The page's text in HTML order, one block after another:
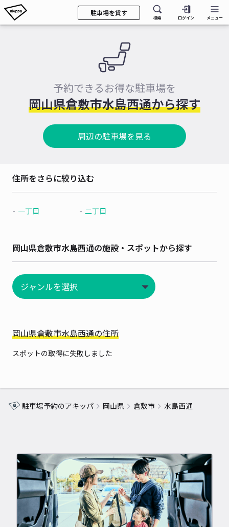
駐車場を貸す
検索 ログイン メニュー
予約できるお得な駐車場を
岡山県倉敷市水島西通から探す
周辺の駐車場を見る
住所をさらに絞り込む
一丁目 二丁目
岡山県倉敷市水島西通の施設・スポットから探す
岡山県倉敷市水島西通の住所
スポットの取得に失敗しました
駐車場予約のアキッパ 岡山県 倉敷市 水島西通